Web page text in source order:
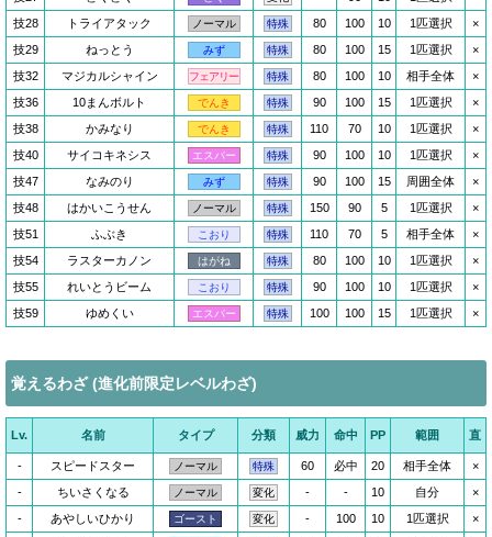
技28
トライアタック ノーマル 特殊 80 100 10 1匹選択
×
技29
ねっとう みず 特殊 80 100 15 1匹選択
×
技32
マジカルシャイン フェアリー 特殊 80 100 10 相手全体
×
技36
10まんボルト でんき 特殊 90 100 15 1匹選択
×
技38
かみなり でんき 特殊 110 70 10 1匹選択
×
技40
サイコキネシス エスパー 特殊 90 100 10 1匹選択
×
技47
なみのり みず 特殊 90 100 15 周囲全体
×
技48
はかいこうせん ノーマル 特殊 150 90 5 1匹選択
×
技51
ふぶき こおり 特殊 110 70 5 相手全体
×
技54
ラスターカノン はがね 特殊 80 100 10 1匹選択
×
技55
れいとうビーム こおり 特殊 90 100 10 1匹選択
×
技59
ゆめくい エスパー 特殊 100 100 15 1匹選択 ×
覚えるわざ (進化前限定レベルわざ)
Lv. 名前 タイプ 分類 威力 命中 PP 範囲 直
- スピードスター ノーマル 特殊 60 必中 20 相手全体
×
-
ちいさくなる ノーマル 変化 - - 10 自分
×
-
あやしいひかり ゴースト 変化 - 100 10 1匹選択
×